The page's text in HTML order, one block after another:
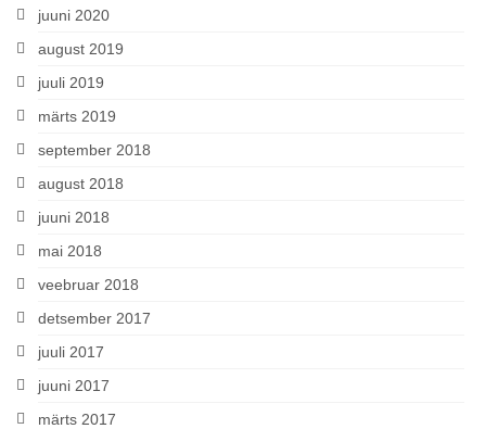
juuni 2020
august 2019
juuli 2019
märts 2019
september 2018
august 2018
juuni 2018
mai 2018
veebruar 2018
detsember 2017
juuli 2017
juuni 2017
märts 2017